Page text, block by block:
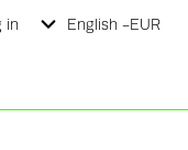
in English -EUR